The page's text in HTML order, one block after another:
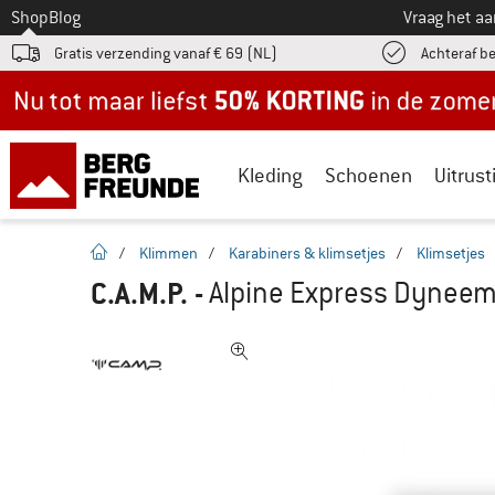
Naar
ShopBlog Vraag het
Gratis verzending vanaf € 69 (NL) Achteraf
Kleding Schoenen
Startpagina
/ Klimmen / Karabiners & klimsetjes / Klimsetjes
C.A.M.P. -Alpine Express